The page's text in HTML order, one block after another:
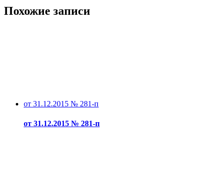
Похожие записи
от 31.12.2015 № 281-п
от 31.12.2015 № 281-п